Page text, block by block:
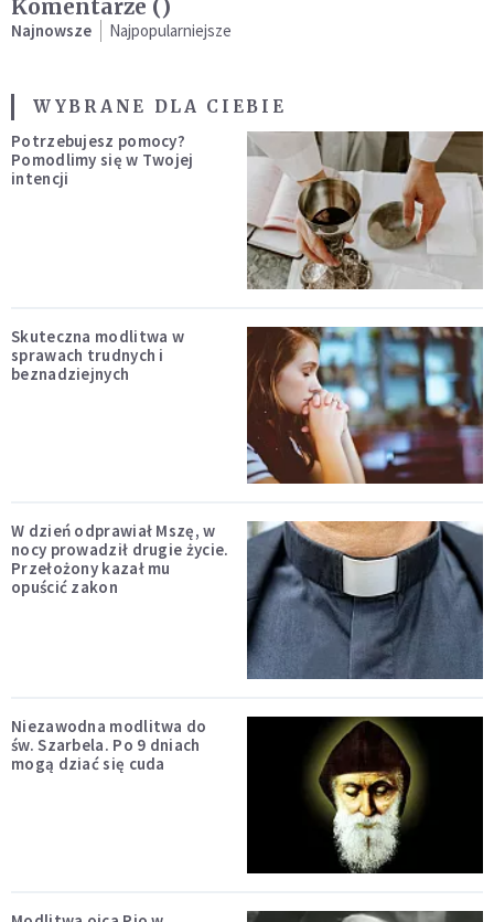
Komentarze ()
Najnowsze Najpopularniejsze
WYBRANE DLA CIEBIE
Potrzebujesz pomocy?
Pomodlimy się w Twojej
intencji
Skuteczna modlitwa w
sprawach trudnych i
beznadziejnych
W dzień odprawiał Mszę, w
nocy prowadził drugie życie.
Przełożony kazał mu
opuścić zakon
Niezawodna modlitwa do
św. Szarbela. Po 9 dniach
mogą dziać się cuda